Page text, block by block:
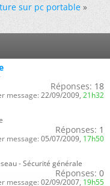
sur pc portable »
Réponses: 18
message: 22/09/2009, 21h32
Réponses: 1
message: 05/07/2009, 17h50
- Sécurité générale
Réponses: 0
message: 02/09/2007, 19h55